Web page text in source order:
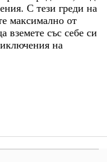
С тези греди на
максимално от
със себе си
на